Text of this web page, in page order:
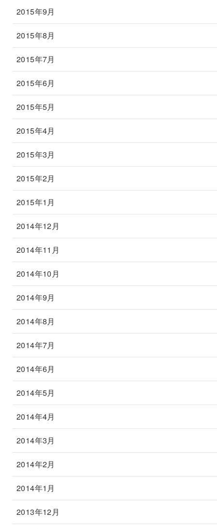
2015年9月
2015年8月
2015年7月
2015年6月
2015年5月
2015年4月
2015年3月
2015年2月
2015年1月
2014年12月
2014年11月
2014年10月
2014年9月
2014年8月
2014年7月
2014年6月
2014年5月
2014年4月
2014年3月
2014年2月
2014年1月
2013年12月